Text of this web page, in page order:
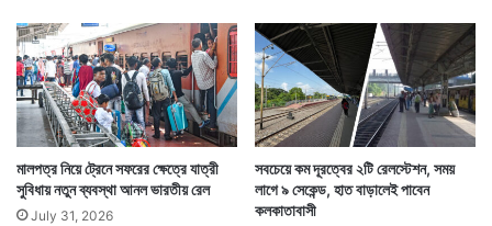
জ
নে
র
মালপত্র নিয়ে ট্রেনে সফরের ক্ষেত্রে যাত্রী
সুবিধায় নতুন ব্যবস্থা আনল ভারতীয় রেল
July 31, 2026
সবচেয়ে কম দূরত্বের ২টি রেলস্টেশন, সময়
লাগে ৯ সেকেন্ড, হাত বাড়ালেই পাবেন
কলকাতাবাসী